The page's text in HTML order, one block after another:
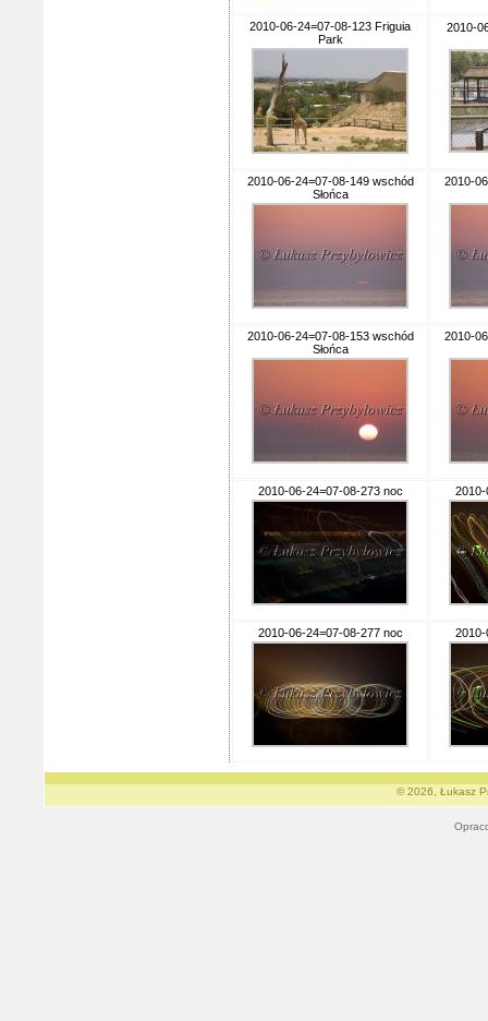
2010-06-24=07-08-123 Friguia
Park
2010-
2010-06-24=07-08-149 wschód
Słońca
2010-
2010-06-24=07-08-153 wschód
Słońca
2010-
2010-06-24=07-08-273 noc 2010-
2010-06-24=07-08-277 noc 2010-
© 2026, Łukasz